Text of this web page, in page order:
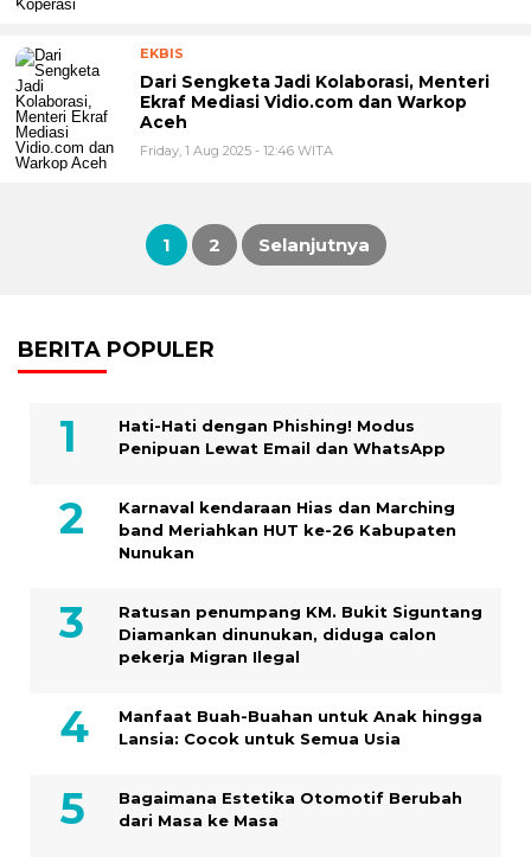
EKBIS
Dari Sengketa Jadi Kolaborasi, Menteri
Ekraf Mediasi Vidio.com dan Warkop
Aceh
Friday, 1 Aug 2025 - 12:46 WITA
pagination
1 2 Selanjutnya
BERITA POPULER
Hati-Hati dengan Phishing! Modus
Penipuan Lewat Email dan WhatsApp
Karnaval kendaraan Hias dan Marching
band Meriahkan HUT ke-26 Kabupaten
Nunukan
Ratusan penumpang KM. Bukit Siguntang
Diamankan dinunukan, diduga calon
pekerja Migran Ilegal
Manfaat Buah-Buahan untuk Anak hingga
Lansia: Cocok untuk Semua Usia
Bagaimana Estetika Otomotif Berubah
dari Masa ke Masa